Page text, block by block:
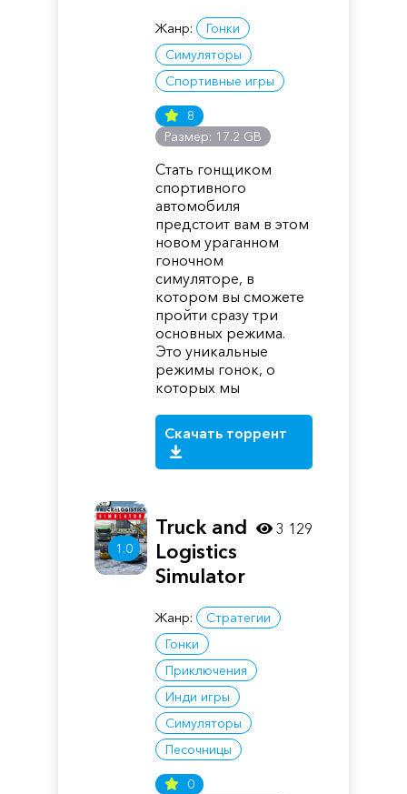
Жанр:
Гонки
Симуляторы
Спортивные игры
8
Размер: 17.2 GB
Стать гонщиком
спортивного
автомобиля
предстоит вам в этом
новом ураганном
гоночном
симуляторе, в
котором вы сможете
пройти сразу три
основных режима.
Это уникальные
режимы гонок, о
которых мы
Скачать торрент
1.0
Truck and
Logistics
Simulator
Жанр:
Стратегии
Гонки
Приключения
Инди игры
Симуляторы
Песочницы
0
3 129